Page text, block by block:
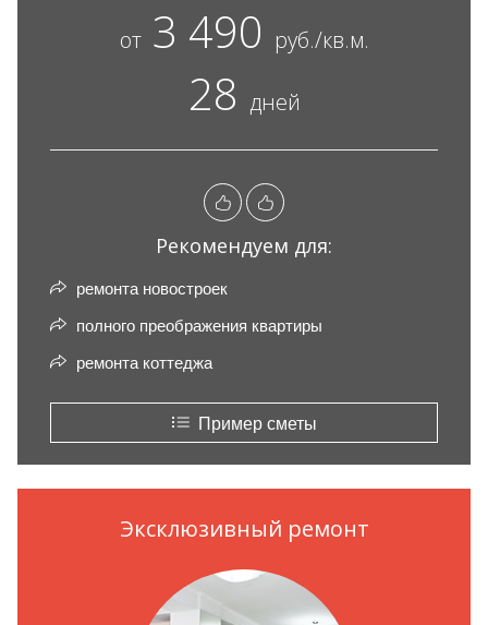
от3 490 руб./кв.м.
28 дней
Рекомендуем для:
ремонта новостроек
полного преображения квартиры
ремонта коттеджа
Пример сметы
Эксклюзивный ремонт